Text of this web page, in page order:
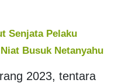
Senjata Pelaku
Busuk Netanyahu
2023, tentara